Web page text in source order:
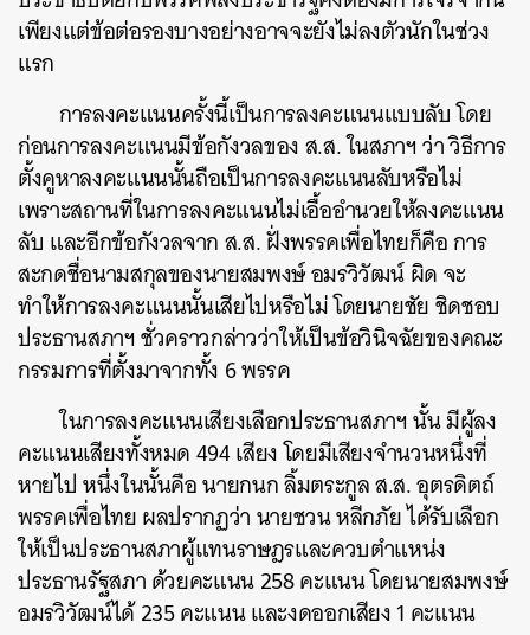
เพียงแต่ข้อต่อรองบางอย่างอาจจะยังไม่ลงตัวนักในช่วง
แรก
การลงคะแนนครั้งนี้เป็นการลงคะแนนแบบลับ โดย
ก่อนการลงคะแนนมีข้อกังวลของ ส.ส. ในสภาฯ ว่า วิธีการ
ตั้งคูหาลงคะแนนนั้นถือเป็นการลงคะแนนลับหรือไม่
เพราะสถานที่ในการลงคะแนนไม่เอื้ออำนวยให้ลงคะแนน
ลับ และอีกข้อกังวลจาก ส.ส. ฝั่งพรรคเพื่อไทยก็คือ การ
สะกดชื่อนามสกุลของนายสมพงษ์ อมรวิวัฒน์ ผิด จะ
ทำให้การลงคะแนนนั้นเสียไปหรือไม่ โดยนายชัย ชิดชอบ
ประธานสภาฯ ชั่วคราวกล่าวว่าให้เป็นข้อวินิจฉัยของคณะ
กรรมการที่ตั้งมาจากทั้ง 6 พรรค
ในการลงคะแนนเสียงเลือกประธานสภาฯ นั้น มีผู้ลง
คะแนนเสียงทั้งหมด 494 เสียง โดยมีเสียงจำนวนหนึ่งที่
หายไป หนึ่งในนั้นคือ นายกนก ลิ้มตระกูล ส.ส. อุตรดิตถ์
พรรคเพื่อไทย ผลปรากฏว่า นายชวน หลีกภัย ได้รับเลือก
ให้เป็นประธานสภาผู้แทนราษฎรและควบตำแหน่ง
ประธานรัฐสภา ด้วยคะแนน 258 คะแนน โดยนายสมพงษ์
อมรวิวัฒน์ได้ 235 คะแนน และงดออกเสียง 1 คะแนน
ค้นหา
SHARE TWEET LINE EMAIL